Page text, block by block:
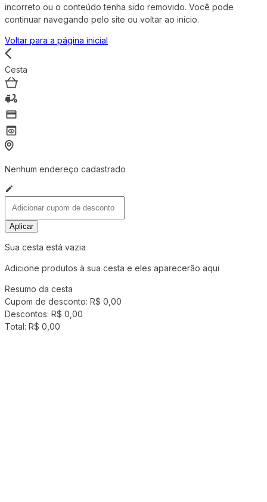
incorreto ou o conteúdo tenha sido removido. Você pode
continuar navegando pelo site ou voltar ao início.
Voltar para a página inicial
Cesta
Nenhum endereço cadastrado
Aplicar
Sua cesta está vazia
Adicione produtos à sua cesta e eles aparecerão aqui
Resumo da cesta
Cupom de desconto: R$ 0,00
Descontos: R$ 0,00
Total: R$ 0,00